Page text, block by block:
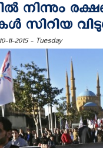
നിന്നും
സിറിയ
10-11-2015 - Tuesday